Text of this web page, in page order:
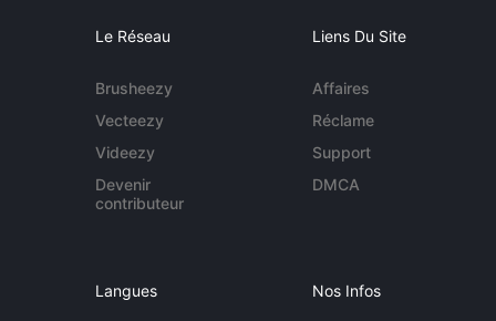
Le Réseau
Brusheezy
Vecteezy
Videezy
Devenir
contributeur
Liens Du Site
Affaires
Réclame
Support
DMCA
Langues Nos Infos